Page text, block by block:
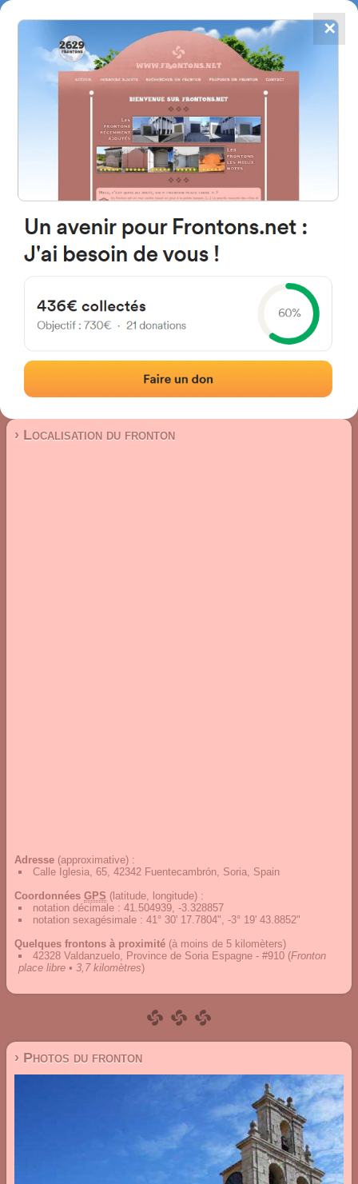
FRONTONS.NET
RECHERCHER UN FRONTON
PROPOSER UN FRONTON
4867
frontons
42342 Fuentecambrón, Soria
Calle Iglesia 65
Fronton place libre
Localisation|Photos|Commentaires et avis
› Localisation du fronton
Adresse (approximative) :
Calle Iglesia, 65, 42342 Fuentecambrón, Soria, Spain
Coordonnées GPS (latitude, longitude) :
notation décimale : 41.504939, -3.328857
notation sexagésimale : 41° 30' 17.7804", -3° 19' 43.8852"
Quelques frontons à proximité (à moins de 5 kilomèters)
42328 Valdanzuelo, Province de Soria Espagne - #910 (Fronton
place libre • 3,7 kilomètres)
› Photos du fronton
✕